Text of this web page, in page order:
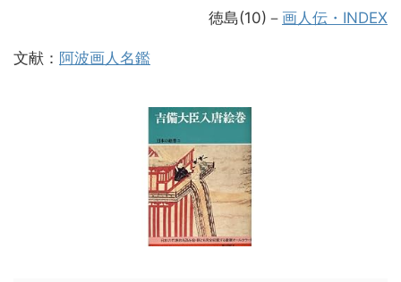
徳島(10)－ 画人伝・INDEX
文献： 阿波画人名鑑